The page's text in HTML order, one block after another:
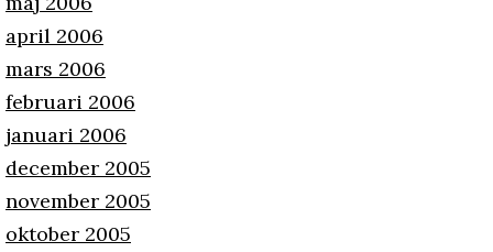
april 2006
mars 2006
februari 2006
januari 2006
december 2005
november 2005
oktober 2005